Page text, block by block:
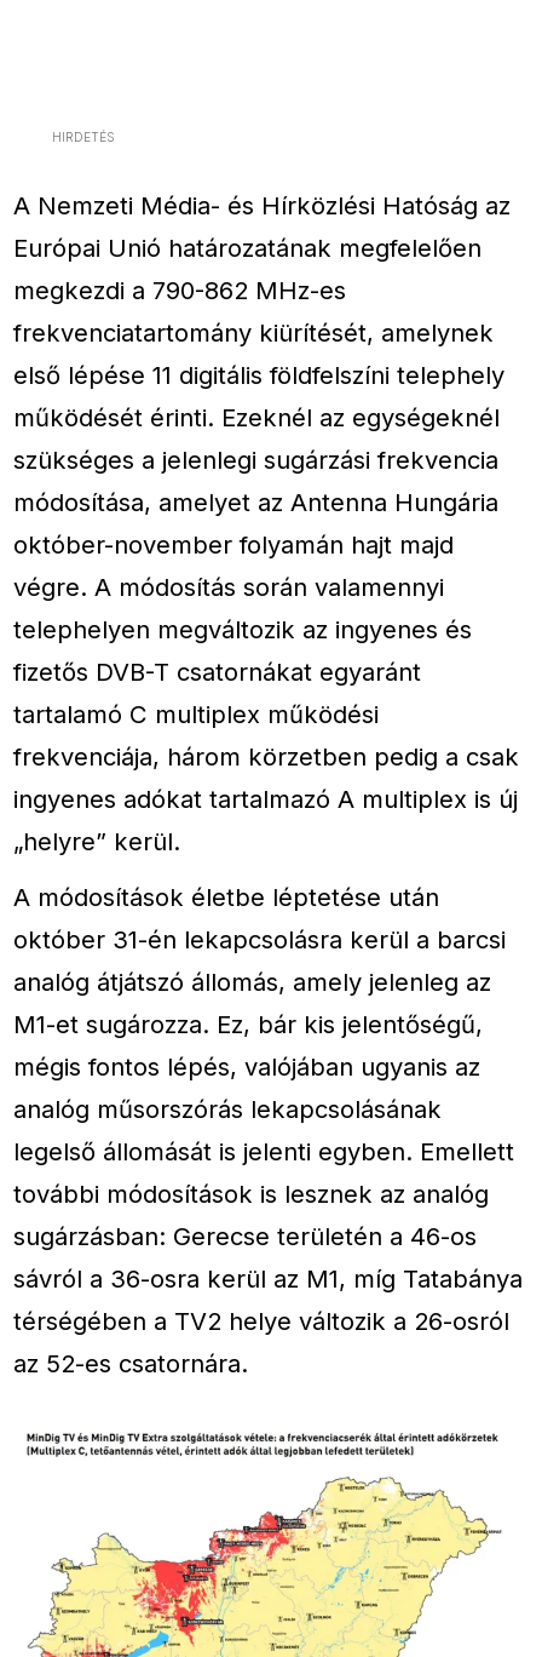
HIRDETÉS
A Nemzeti Média- és Hírközlési Hatóság az
Európai Unió határozatának megfelelően
megkezdi a 790-862 MHz-es
frekvenciatartomány kiürítését, amelynek
első lépése 11 digitális földfelszíni telephely
működését érinti. Ezeknél az egységeknél
szükséges a jelenlegi sugárzási frekvencia
módosítása, amelyet az Antenna Hungária
október-november folyamán hajt majd
végre. A módosítás során valamennyi
telephelyen megváltozik az ingyenes és
fizetős DVB-T csatornákat egyaránt
tartalamó C multiplex működési
frekvenciája, három körzetben pedig a csak
ingyenes adókat tartalmazó A multiplex is új
„helyre” kerül.
A módosítások életbe léptetése után
október 31-én lekapcsolásra kerül a barcsi
analóg átjátszó állomás, amely jelenleg az
M1-et sugározza. Ez, bár kis jelentőségű,
mégis fontos lépés, valójában ugyanis az
analóg műsorszórás lekapcsolásának
legelső állomását is jelenti egyben. Emellett
további módosítások is lesznek az analóg
sugárzásban: Gerecse területén a 46-os
sávról a 36-osra kerül az M1, míg Tatabánya
térségében a TV2 helye változik a 26-osról
az 52-es csatornára.